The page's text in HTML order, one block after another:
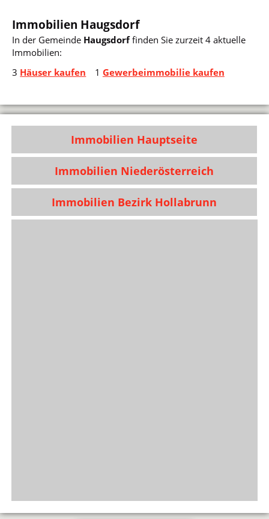
Immobilien Haugsdorf
In der Gemeinde Haugsdorffinden Sie zurzeit 4 aktuelle
Immobilien:
3 Häuser kaufen 1 Gewerbeimmobilie kaufen
Immobilien Hauptseite
Immobilien Niederösterreich
Immobilien Bezirk Hollabrunn